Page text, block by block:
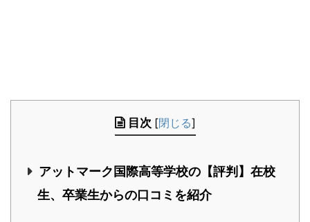
目次 [閉じる]
アットマーク国際高等学校の【評判】在校
生、卒業生からの口コミを紹介